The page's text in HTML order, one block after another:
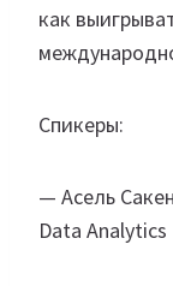
как
Спикеры:
— Асель
Data Analytics